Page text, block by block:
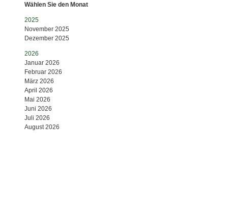
Wählen Sie den Monat
2025
November 2025
Dezember 2025
2026
Januar 2026
Februar 2026
März 2026
April 2026
Mai 2026
Juni 2026
Juli 2026
August 2026